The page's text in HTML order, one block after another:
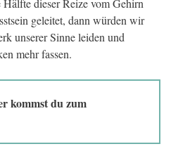
dieser Reize vom Gehirn
geleitet, dann würden wir
unserer Sinne leiden und
mehr fassen.
kommst du zum